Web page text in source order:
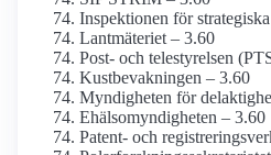
Inspektionen för
Lantmäteriet – 3.60
Post- och tele­styrelsen
Kust­bevakningen – 3.60
Myndigheten för
Ehälso­myndigheten – 3.60
Patent- och